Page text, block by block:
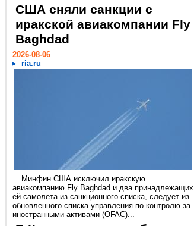
США сняли санкции с
иракской авиакомпании Fly
Baghdad
2026-08-06
ria.ru
Минфин США исключил иракскую
авиакомпанию Fly Baghdad и два принадлежащих
ей самолета из санкционного списка, следует из
обновленного списка управления по контролю за
иностранными активами (OFAC)...